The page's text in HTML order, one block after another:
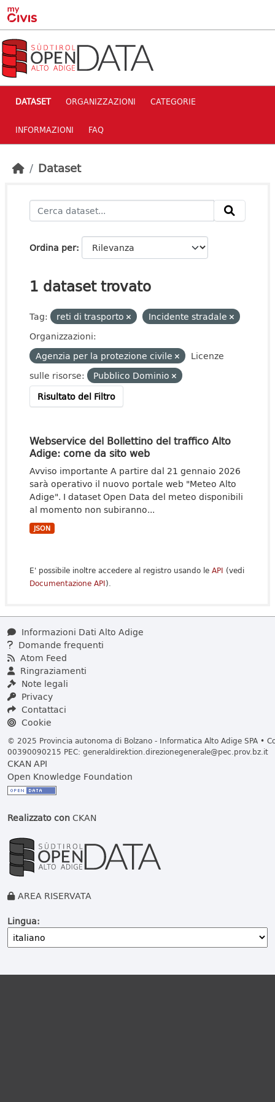
Skip to main content
DATASET ORGANIZZAZIONI CATEGORIE
INFORMAZIONI FAQ
Dataset
Ordina per
1 dataset trovato
Tag: reti di trasporto
Incidente stradale
Organizzazioni:
Agenzia per la protezione civile
Licenze
sulle risorse:
Pubblico Dominio
Risultato del Filtro
Webservice del Bollettino del traffico Alto
Adige: come da sito web
Avviso importante A partire dal 21 gennaio 2026
sarà operativo il nuovo portale web "Meteo Alto
Adige". I dataset Open Data del meteo disponibili
al momento non subiranno...
JSON
E' possibile inoltre accedere al registro usando le API (vedi
Documentazione API).
Informazioni Dati Alto Adige
Domande frequenti
Atom Feed
Ringraziamenti
Note legali
Privacy
Contattaci
Cookie
© 2025 Provincia autonoma di Bolzano - Informatica Alto Adige SPA •
00390090215 PEC: generaldirektion.direzionegenerale@pec.prov.bz.it
CKAN API
Open Knowledge Foundation
Realizzato conCKAN
AREA RISERVATA
Lingua